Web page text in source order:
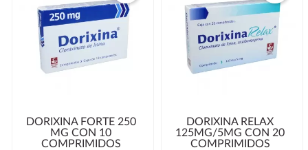
DORIXINA FORTE 250
MG CON 10
COMPRIMIDOS
DORIXINA RELAX
125MG/5MG CON 20
COMPRIMIDOS